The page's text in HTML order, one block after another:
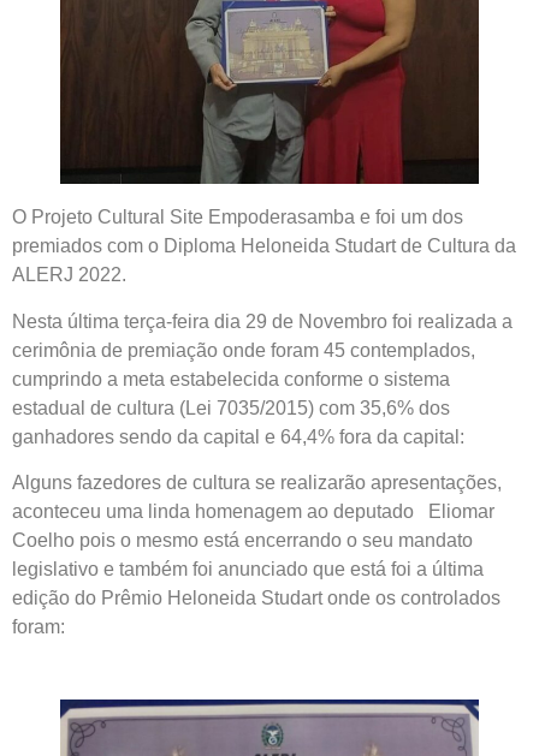
O Projeto Cultural Site Empoderasamba e foi um dos
premiados com o Diploma Heloneida Studart de Cultura da
ALERJ 2022.
Nesta última terça-feira dia 29 de Novembro foi realizada a
cerimônia de premiação onde foram 45 contemplados,
cumprindo a meta estabelecida conforme o sistema
estadual de cultura (Lei 7035/2015) com 35,6% dos
ganhadores sendo da capital e 64,4% fora da capital:
Alguns fazedores de cultura se realizarão apresentações,
aconteceu uma linda homenagem ao deputado Eliomar
Coelho pois o mesmo está encerrando o seu mandato
legislativo e também foi anunciado que está foi a última
edição do Prêmio Heloneida Studart onde os controlados
foram: